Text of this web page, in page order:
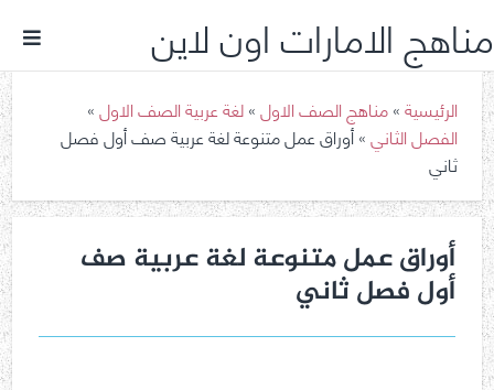
مناهج الامارات اون لاين
الرئيسية»مناهج الصف الاول»لغة عربية الصف الاول»
الفصل الثاني»أوراق عمل متنوعة لغة عربية صف أول فصل
ثاني
أوراق عمل متنوعة لغة عربية صف
أول فصل ثاني